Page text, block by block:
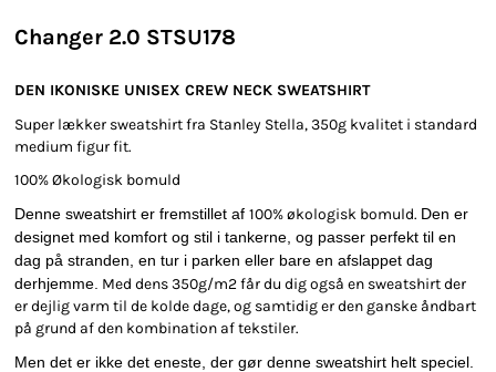
Changer 2.0 STSU178
DEN IKONISKE UNISEX CREW NECK SWEATSHIRT
Super lækker sweatshirt fra Stanley Stella, 350g kvalitet i standard
medium figur fit.
100% Økologisk bomuld
Denne sweatshirt er fremstillet af 100% økologisk bomuld. Den er
designet med komfort og stil i tankerne, og passer perfekt til en
dag på stranden, en tur i parken eller bare en afslappet dag
derhjemme. Med dens 350g/m2 får du dig også en sweatshirt der
er dejlig varm til de kolde dage, og samtidig er den ganske åndbart
på grund af den kombination af tekstiler.
Men det er ikke det eneste, der gør denne sweatshirt helt speciel.